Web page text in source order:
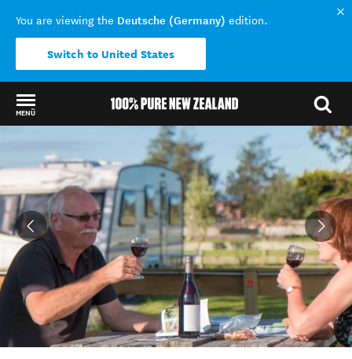
You are viewing the Deutsche (Germany) edition.
Switch to United States
MENÜ